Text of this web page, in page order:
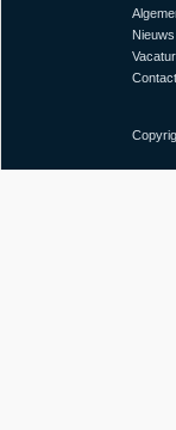
Nieuws
Contact